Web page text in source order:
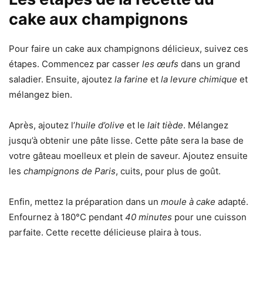
cake aux champignons
Pour faire un cake aux champignons délicieux, suivez ces
étapes. Commencez par casser les œufs dans un grand
saladier. Ensuite, ajoutez la farine et la levure chimique et
mélangez bien.
Après, ajoutez l’huile d’olive et le lait tiède. Mélangez
jusqu’à obtenir une pâte lisse. Cette pâte sera la base de
votre gâteau moelleux et plein de saveur. Ajoutez ensuite
les champignons de Paris, cuits, pour plus de goût.
Enfin, mettez la préparation dans un moule à cake adapté.
Enfournez à 180°C pendant 40 minutes pour une cuisson
parfaite. Cette recette délicieuse plaira à tous.